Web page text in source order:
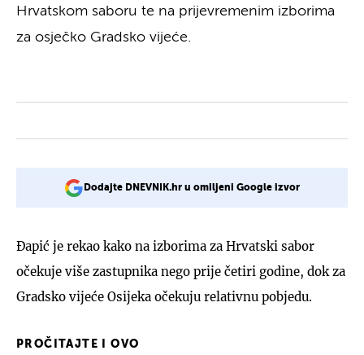
Hrvatskom saboru te na prijevremenim izborima
za osječko Gradsko vijeće.
Dodajte DNEVNIK.hr u omiljeni Google izvor
Đapić je rekao kako na izborima za Hrvatski sabor
očekuje više zastupnika nego prije četiri godine, dok za
Gradsko vijeće Osijeka očekuju relativnu pobjedu.
PROČITAJTE I OVO